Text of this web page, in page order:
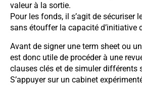
valeur à la sortie.
Pour les fonds, il s’agit de sécuriser
sans étouffer la capacité d’initiative
Avant de signer une term sheet ou
est donc utile de procéder à une
clauses clés et de simuler différents
S’appuyer sur un cabinet